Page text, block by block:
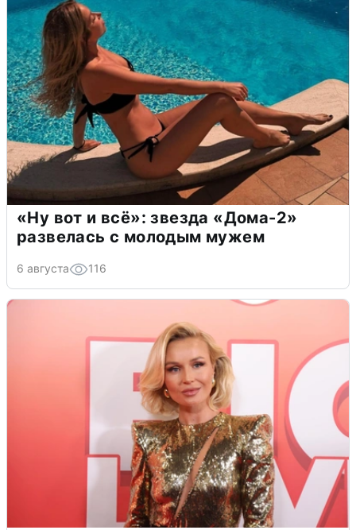
«Ну вот и всё»: звезда «Дома-2»
развелась с молодым мужем
6 августа 116